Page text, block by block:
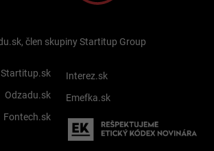
člen skupiny Startitup Group
Startitup.sk
Odzadu.sk
Fontech.sk
Interez.sk
Emefka.sk